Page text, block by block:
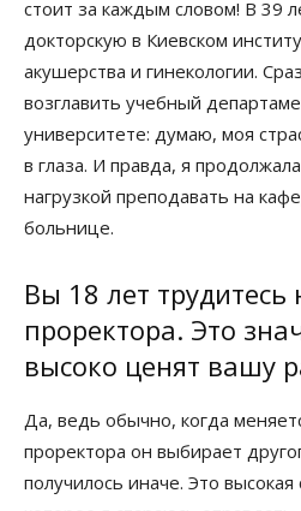
стоит за каждым словом! В 39
докторскую в Киевском
акушерства и гинекологии.
возглавить учебный
университете: думаю, моя
в глаза. И правда, я
нагрузкой преподавать на
больнице.
Вы 18 лет трудитесь
проректора. Это
высоко ценят вашу
Да, ведь обычно, когда
проректора он выбирает
получилось иначе. Это